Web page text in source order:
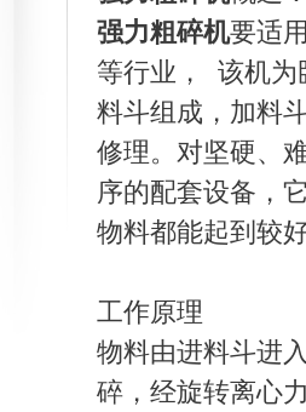
强力粗碎机要适
等行业， 该机为
料斗组成，加料
修理。对坚硬、
序的配套设备，
物料都能起到较
工作原理
物料由进料斗进
碎，经旋转离心